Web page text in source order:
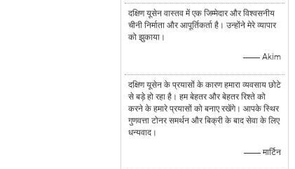
दक्षिण यूसेन वास्तव में एक जिम्मेदार और विश्वसनीय
चीनी निर्माता और आपूर्तिकर्ता है। उन्होंने मेरे व्यापार
को झुकाया।
—— Akim
दक्षिण यूसेन के प्रयासों के कारण हमारा व्यवसाय छोटे
से बड़े हो रहा है। हम बेहतर और बेहतर रिश्ते को
करने के हमारे प्रयासों को बनाए रखेंगे। आपके स्थिर
गुणवत्ता टोनर समर्थन और बिक्री के बाद सेवा के लिए
धन्यवाद।
—— मार्टिन